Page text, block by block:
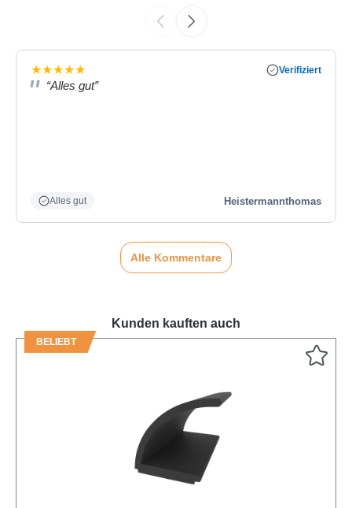
★★★★★ Verifiziert
“Alles gut”
Alles gut Heistermannthomas
Alle Kommentare
Kunden kauften auch
BELIEBT